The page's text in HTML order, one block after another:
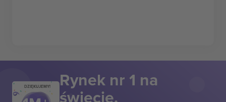
DZIĘKUJEMY! Rynek nr 1 na
świecie.